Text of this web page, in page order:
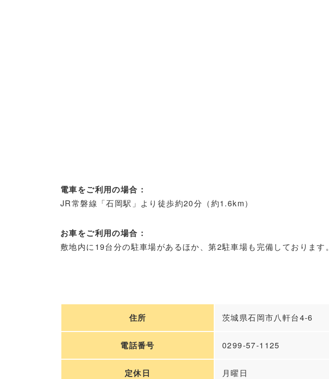
電車をご利用の場合：
JR常磐線「石岡駅」より徒歩約20分（約1.6km）
お車をご利用の場合：
敷地内に19台分の駐車場があるほか、第2駐車場も完備しております。
住所 茨城県石岡市八軒台4-6
電話番号 0299-57-1125
定休日 月曜日